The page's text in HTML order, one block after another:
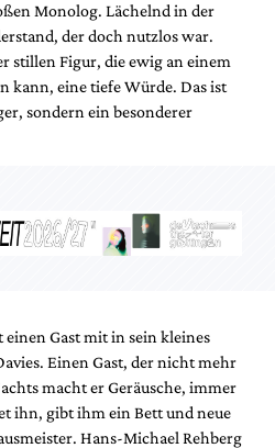
Monolog. Lächelnd in der
der doch nutzlos war.
stillen Figur, die ewig an einem
kann, eine tiefe Würde. Das ist
sondern ein besonderer
Gast mit in sein kleines
Einen Gast, der nicht mehr
macht er Geräusche, immer
ihn, gibt ihm ein Bett und neue
Hans-Michael Rehberg